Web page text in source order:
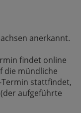
anerkannt.
findet online
die mündliche
Termin stattfindet,
aufgeführte